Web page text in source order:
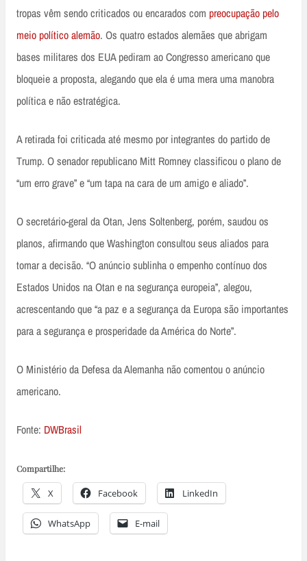
tropas vêm sendo criticados ou encarados com preocupação pelo
meio político alemão. Os quatro estados alemães que abrigam
bases militares dos EUA pediram ao Congresso americano que
bloqueie a proposta, alegando que ela é uma mera uma manobra
política e não estratégica.
A retirada foi criticada até mesmo por integrantes do partido de
Trump. O senador republicano Mitt Romney classificou o plano de
“um erro grave” e “um tapa na cara de um amigo e aliado”.
O secretário-geral da Otan, Jens Soltenberg, porém, saudou os
planos, afirmando que Washington consultou seus aliados para
tomar a decisão. “O anúncio sublinha o empenho contínuo dos
Estados Unidos na Otan e na segurança europeia”, alegou,
acrescentando que “a paz e a segurança da Europa são importantes
para a segurança e prosperidade da América do Norte”.
O Ministério da Defesa da Alemanha não comentou o anúncio
americano.
Fonte: DWBrasil
Compartilhe:
X Facebook LinkedIn
WhatsApp E-mail